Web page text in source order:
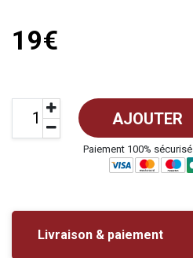
19€
AJOUTER
Paiement 100% sécurisé
Livraison & paiement